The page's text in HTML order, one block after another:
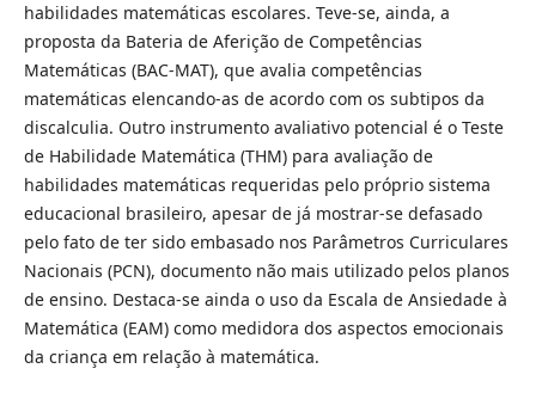
habilidades matemáticas escolares. Teve-se, ainda, a
proposta da Bateria de Aferição de Competências
Matemáticas (BAC-MAT), que avalia competências
matemáticas elencando-as de acordo com os subtipos da
discalculia. Outro instrumento avaliativo potencial é o Teste
de Habilidade Matemática (THM) para avaliação de
habilidades matemáticas requeridas pelo próprio sistema
educacional brasileiro, apesar de já mostrar-se defasado
pelo fato de ter sido embasado nos Parâmetros Curriculares
Nacionais (PCN), documento não mais utilizado pelos planos
de ensino. Destaca-se ainda o uso da Escala de Ansiedade à
Matemática (EAM) como medidora dos aspectos emocionais
da criança em relação à matemática.